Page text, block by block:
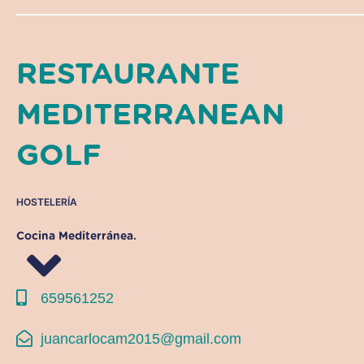
RESTAURANTE
MEDITERRANEAN
GOLF
HOSTELERÍA
Cocina Mediterránea.
659561252
juancarlocam2015@gmail.com